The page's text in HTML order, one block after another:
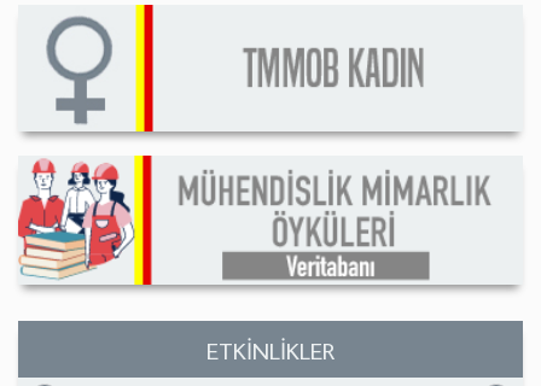
ETKİNLİKLER